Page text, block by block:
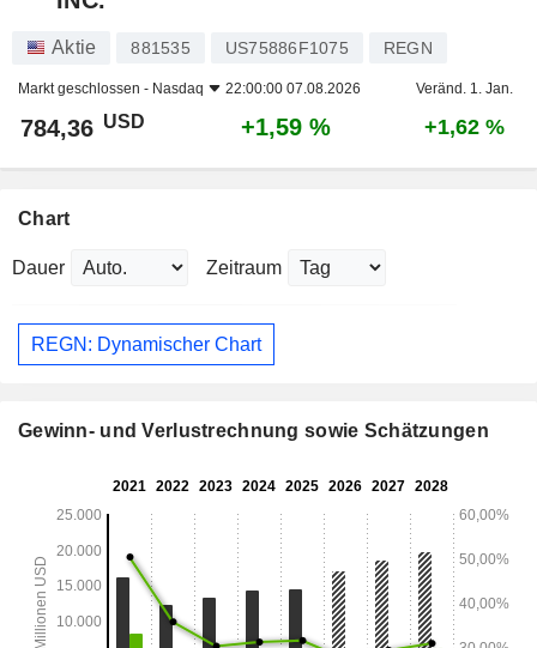
Aktie 881535 US75886F1075 REGN
Markt geschlossen - Nasdaq 22:00:00 07.08.2026 Veränd. 1. Jan.
784,36 USD +1,59 % +1,62 %
Chart
Dauer Zeitraum
REGN: Dynamischer Chart
Gewinn- und Verlustrechnung sowie Schätzungen